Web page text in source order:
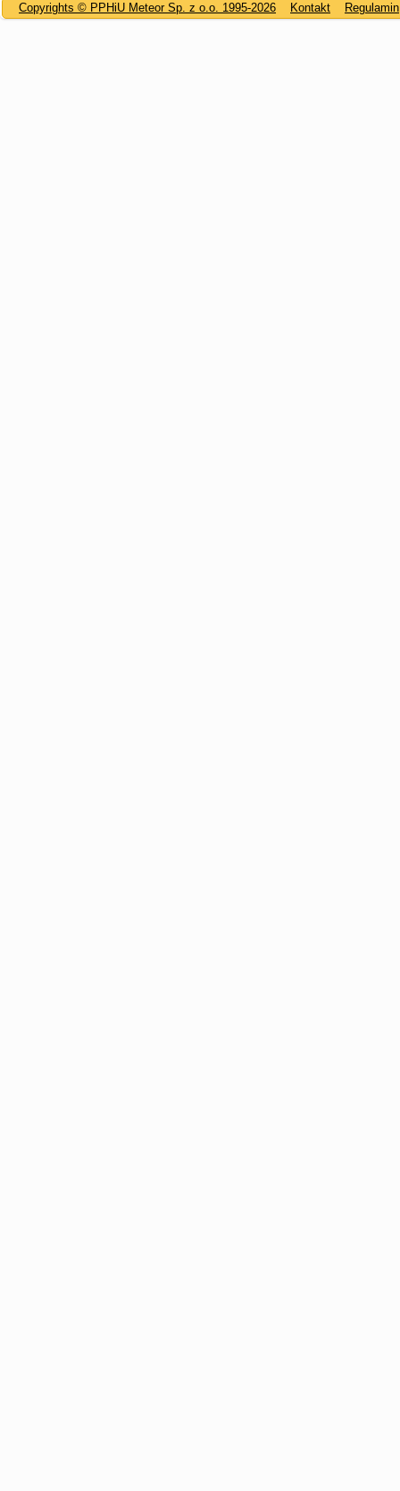
Copyrights © PPHiU Meteor Sp. z o.o. 1995-2026 Kontakt Regulamin